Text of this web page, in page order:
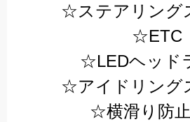
☆ステアリング
☆ETC
☆LEDヘッド
☆アイドリング
☆横滑り防